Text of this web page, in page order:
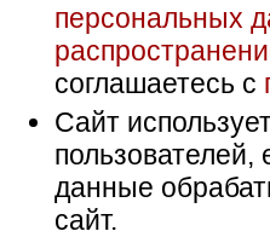
персональных
соглашаетесь с
Сайт
данные
сайт.